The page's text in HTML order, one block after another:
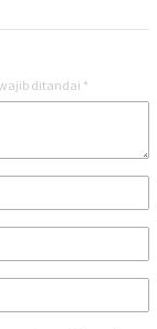
ditandai *